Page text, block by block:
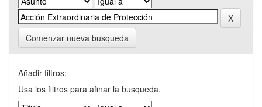
Comenzar nueva busqueda
Añadir filtros:
Usa los filtros para afinar la busqueda.